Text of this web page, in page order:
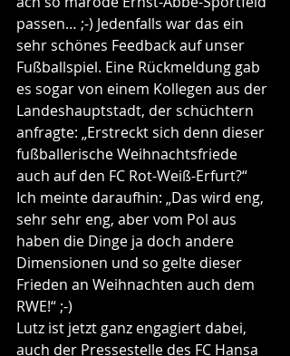
passen… ;-) Jedenfalls war das ein
sehr schönes Feedback auf unser
Fußballspiel. Eine Rückmeldung gab
es sogar von einem Kollegen aus der
Landeshauptstadt, der schüchtern
anfragte: „Erstreckt sich denn dieser
fußballerische Weihnachtsfriede
auch auf den FC Rot-Weiß-Erfurt?“
Ich meinte daraufhin: „Das wird eng,
sehr sehr eng, aber vom Pol aus
haben die Dinge ja doch andere
Dimensionen und so gelte dieser
Frieden an Weihnachten auch dem
RWE!“ ;-)
Lutz ist jetzt ganz engagiert dabei,
auch der Pressestelle des FC Hansa